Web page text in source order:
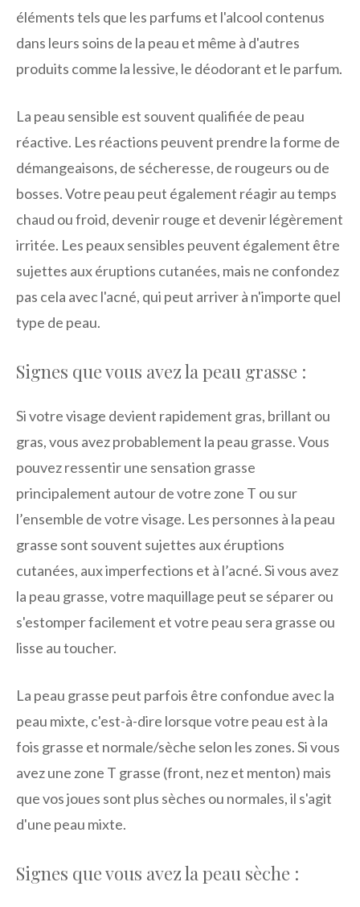
éléments tels que les parfums et l'alcool contenus
dans leurs soins de la peau et même à d'autres
produits comme la lessive, le déodorant et le parfum.
La peau sensible est souvent qualifiée de peau
réactive. Les réactions peuvent prendre la forme de
démangeaisons, de sécheresse, de rougeurs ou de
bosses. Votre peau peut également réagir au temps
chaud ou froid, devenir rouge et devenir légèrement
irritée. Les peaux sensibles peuvent également être
sujettes aux éruptions cutanées, mais ne confondez
pas cela avec l'acné, qui peut arriver à n'importe quel
type de peau.
Signes que vous avez la peau grasse :
Si votre visage devient rapidement gras, brillant ou
gras, vous avez probablement la peau grasse. Vous
pouvez ressentir une sensation grasse
principalement autour de votre zone T ou sur
l’ensemble de votre visage. Les personnes à la peau
grasse sont souvent sujettes aux éruptions
cutanées, aux imperfections et à l’acné. Si vous avez
la peau grasse, votre maquillage peut se séparer ou
s'estomper facilement et votre peau sera grasse ou
lisse au toucher.
La peau grasse peut parfois être confondue avec la
peau mixte, c'est-à-dire lorsque votre peau est à la
fois grasse et normale/sèche selon les zones. Si vous
avez une zone T grasse (front, nez et menton) mais
que vos joues sont plus sèches ou normales, il s'agit
d'une peau mixte.
Signes que vous avez la peau sèche :